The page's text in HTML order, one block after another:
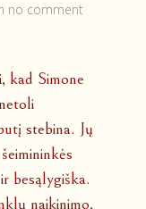
no comment
kad Simone
stebina. Jų
besąlygiška.
naikinimo,